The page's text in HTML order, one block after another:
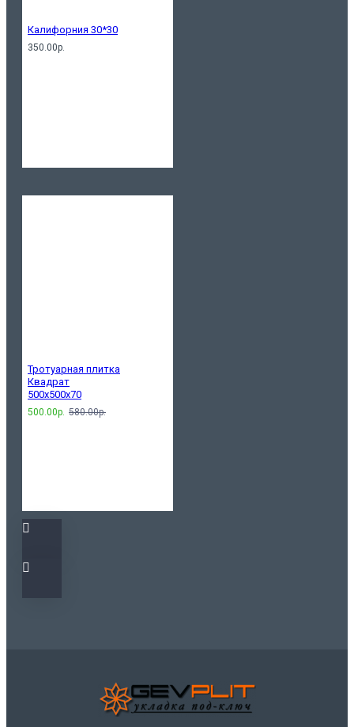
Калифорния 30*30
350.00р.
Тротуарная плитка
Квадрат
500х500х70
500.00р. 580.00р.